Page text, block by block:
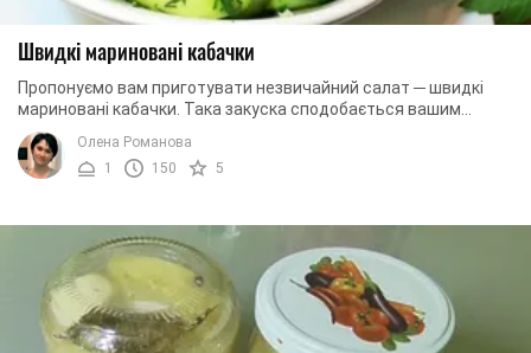
Швидкі мариновані кабачки
Пропонуємо вам приготувати незвичайний салат ─ швидкі
мариновані кабачки. Така закуска сподобається вашим
рідним і друзям. А також ми розкриємо ...
Олена Романова
1
150 5